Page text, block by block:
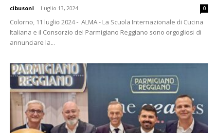
cibusonl - Luglio 13, 2024 0
Colorno, 11 luglio 2024 - ALMA - La Scuola Internazionale di Cucina
Italiana e il Consorzio del Parmigiano Reggiano sono orgogliosi di
annunciare la...